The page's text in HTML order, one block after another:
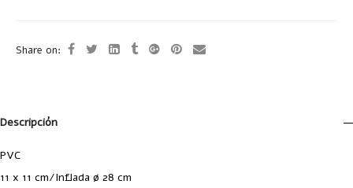
Share on:
Descripción
PVC
11 x 11 cm/Inflada ø 28 cm